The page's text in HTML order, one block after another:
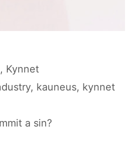
, Kynnet
, kauneus, kynnet
a sin?